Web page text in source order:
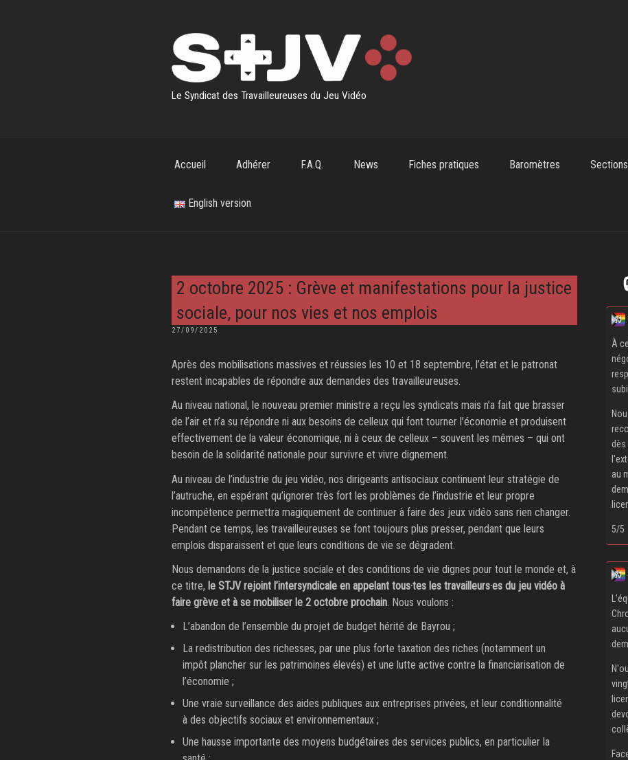
Le Syndicat des Travailleureuses du Jeu Vidéo
Accueil Adhérer F.A.Q. News Fiches pratiques Baromètres
English version
2 octobre 2025 : Grève et manifestations pour la justice
sociale, pour nos vies et nos emplois
PUBLIÉ
27/09/2025
Après des mobilisations massives et réussies les 10 et 18 septembre, l’état et le patronat
restent incapables de répondre aux demandes des travailleureuses.
Au niveau national, le nouveau premier ministre a reçu les syndicats mais n’a fait que brasser
de l’air et n’a su répondre ni aux besoins de celleux qui font tourner l’économie et produisent
effectivement de la valeur économique, ni à ceux de celleux – souvent les mêmes – qui ont
besoin de la solidarité nationale pour survivre et vivre dignement.
Au niveau de l’industrie du jeu vidéo, nos dirigeants antisociaux continuent leur stratégie de
l’autruche, en espérant qu’ignorer très fort les problèmes de l’industrie et leur propre
incompétence permettra magiquement de continuer à faire des jeux vidéo sans rien changer.
Pendant ce temps, les travailleureuses se font toujours plus presser, pendant que leurs
emplois disparaissent et que leurs conditions de vie se dégradent.
Nous demandons de la justice sociale et des conditions de vie dignes pour tout le monde et, à
ce titre, le STJV rejoint l’intersyndicale en appelant tous‧tes les travailleurs‧es du jeu vidéo à
faire grève et à se mobiliser le 2 octobre prochain. Nous voulons :
L’abandon de l’ensemble du projet de budget hérité de Bayrou ;
La redistribution des richesses, par une plus forte taxation des riches (notamment un
impôt plancher sur les patrimoines élevés) et une lutte active contre la financiarisation de
l’économie ;
Une vraie surveillance des aides publiques aux entreprises privées, et leur conditionnalité
à des objectifs sociaux et environnementaux ;
Une hausse importante des moyens budgétaires des services publics, en particulier la
À
dès
au
5/5